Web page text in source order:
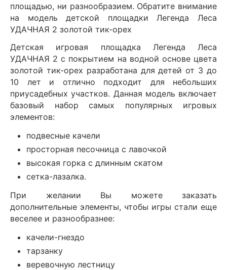
площадью, ни разнообразием. Обратите внимание
на модель детской площадки Легенда Леса
УДАЧНАЯ 2 золотой тик-орех
Детская игровая площадка Легенда Леса
УДАЧНАЯ 2 с покрытием на водной основе цвета
золотой тик-орех разработана для детей от 3 до
10 лет и отлично подходит для небольших
приусадебных участков. Данная модель включает
базовый набор самых популярных игровых
элементов:
подвесные качели
просторная песочница с лавочкой
высокая горка с длинным скатом
сетка-лазалка.
При желании Вы можете заказать
дополнительные элементы, чтобы игры стали еще
веселее и разнообразнее:
качели-гнездо
тарзанку
веревочную лестницу